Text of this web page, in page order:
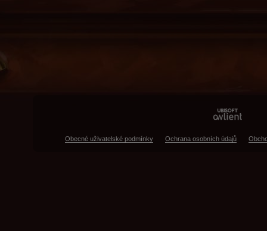
Obecné uživatelské podmínky Ochrana osobních údajů